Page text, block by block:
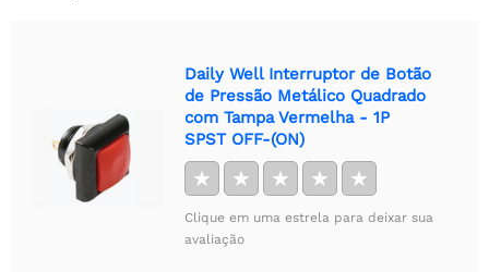
Daily Well Interruptor de Botão
de Pressão Metálico Quadrado
com Tampa Vermelha - 1P
SPST OFF-(ON)
★ ★ ★ ★ ★
Clique em uma estrela para deixar sua
avaliação